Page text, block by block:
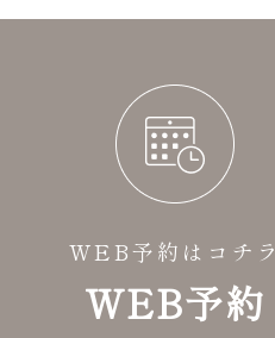
WEB予約はコチラ
WEB予約